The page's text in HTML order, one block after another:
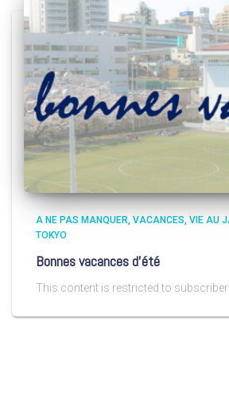
A NE PAS MANQUER VACANCES VIE AU
TOKYO
Bonnes vacances d’été
This content is restricted to